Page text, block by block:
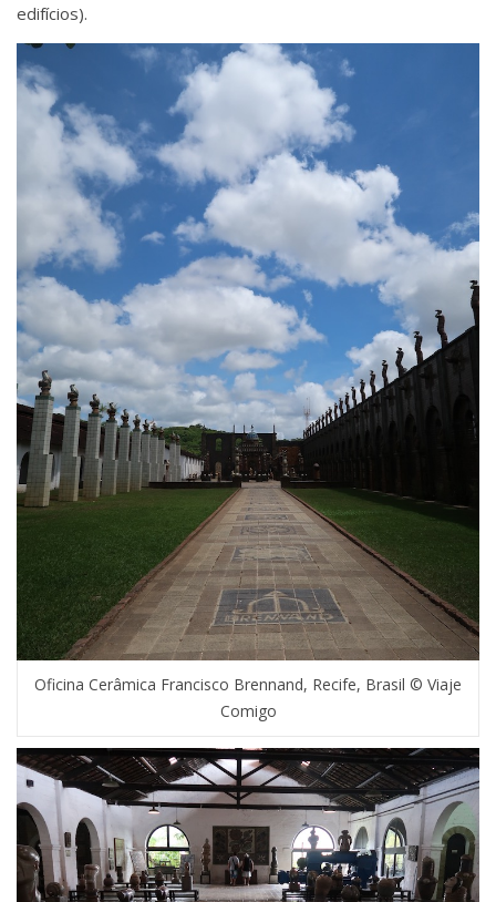
edifícios).
Oficina Cerâmica Francisco Brennand, Recife, Brasil © Viaje
Comigo